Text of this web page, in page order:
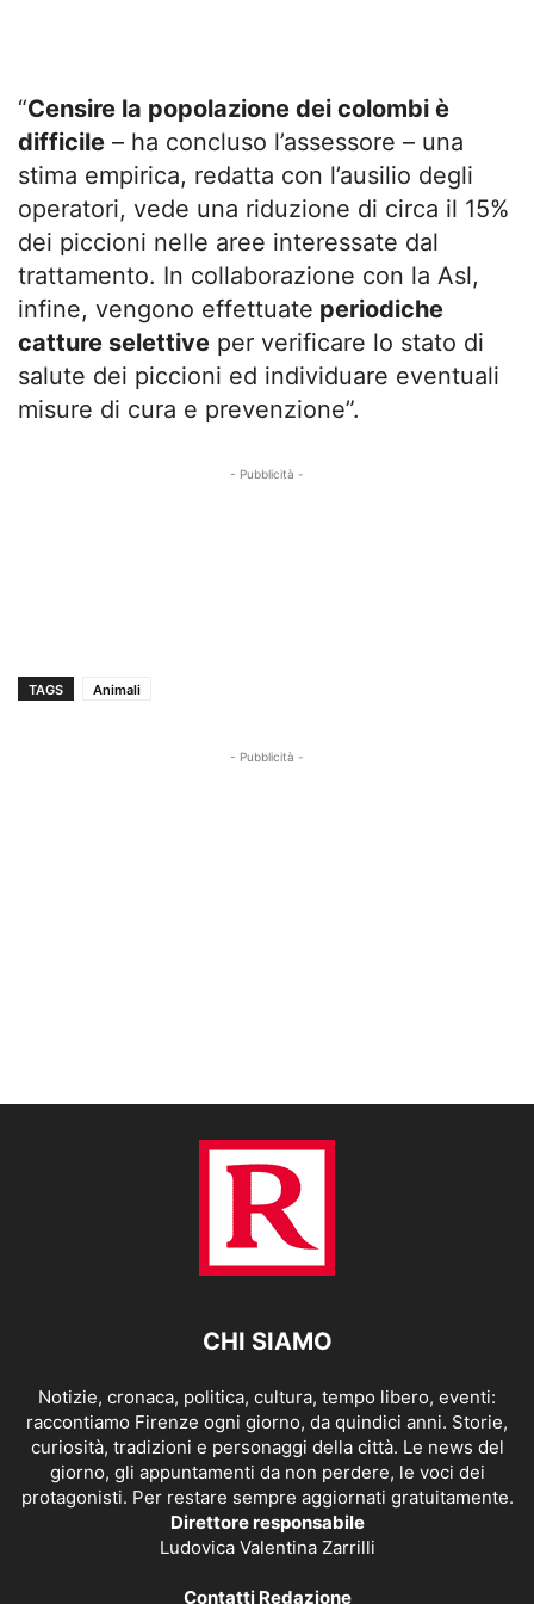
“Censire la popolazione dei colombi è
difficile – ha concluso l’assessore – una
stima empirica, redatta con l’ausilio degli
operatori, vede una riduzione di circa il 15%
dei piccioni nelle aree interessate dal
trattamento. In collaborazione con la Asl,
infine, vengono effettuate periodiche
catture selettive per verificare lo stato di
salute dei piccioni ed individuare eventuali
misure di cura e prevenzione”.
- Pubblicità -
TAGS Animali
- Pubblicità -
CHI SIAMO
Notizie, cronaca, politica, cultura, tempo libero, eventi:
raccontiamo Firenze ogni giorno, da quindici anni. Storie,
curiosità, tradizioni e personaggi della città. Le news del
giorno, gli appuntamenti da non perdere, le voci dei
protagonisti. Per restare sempre aggiornati gratuitamente.
Direttore responsabile
Ludovica Valentina Zarrilli
Contatti Redazione